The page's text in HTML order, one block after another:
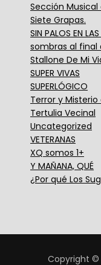
Sección Musical
Siete Grapas.
SIN PALOS EN
sombras al final
Stallone De Mi
SUPER VIVAS
SUPERLÓGICO
Terror y Misterio
Tertulia Vecinal
Uncategorized
VETERANAS
XQ somos 1+
Y MAÑANA, QUÉ
¿Por qué Los
Copyright ©